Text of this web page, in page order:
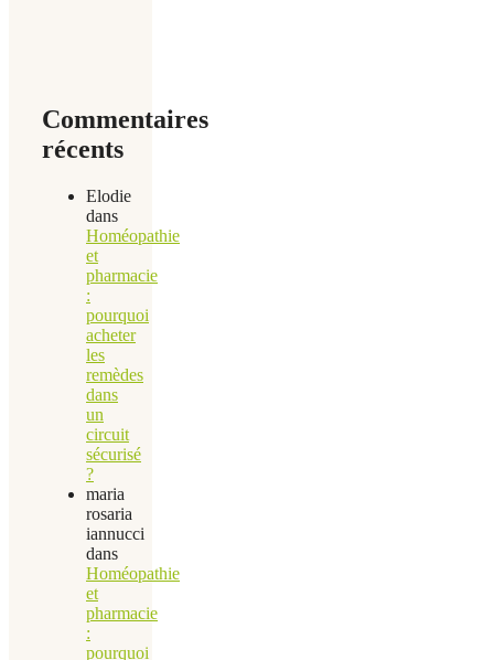
Commentaires
récents
Elodie
dans
Homéopathie
et
pharmacie
:
pourquoi
acheter
les
remèdes
dans
un
circuit
sécurisé
?
maria
rosaria
iannucci
dans
Homéopathie
et
pharmacie
:
pourquoi